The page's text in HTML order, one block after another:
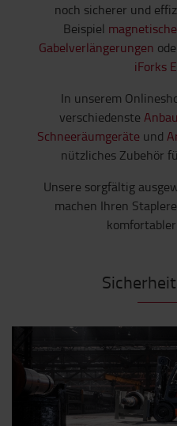
noch sicherer und
Beispiel
Gabelverlängerungen
iForks
In unserem
verschiedenste
Schneeräumgeräte und
nützliches Zubehör
Unsere sorgfältig
machen Ihren